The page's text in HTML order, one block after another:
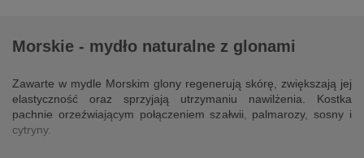
Morskie - mydło naturalne z glonami
Zawarte w mydle Morskim glony regenerują skórę, zwiększają jej
elastyczność oraz sprzyjają utrzymaniu nawilżenia. Kostka
pachnie orzeźwiającym połączeniem szałwii, palmarozy, sosny i
cytryny.